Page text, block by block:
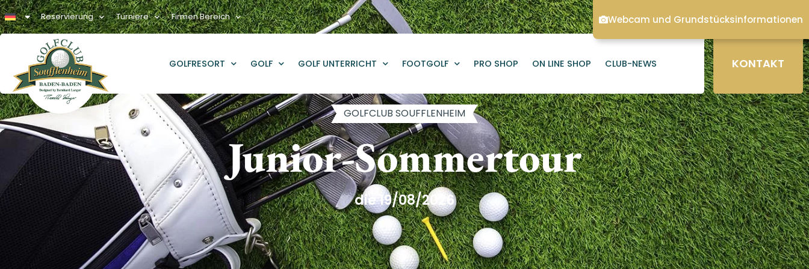
Reservierung Turniere Firmen Bereich
GOLFRESORT GOLF GOLF UNTERRICHT FOOTGOLF PRO SHOP ON LINE SHOP CLUB-NEWS KONTAKT
GOLFCLUB SOUFFLENHEIM
Junior-Sommertour
die 19/08/2026
Webcam und Grundstücksinformationen